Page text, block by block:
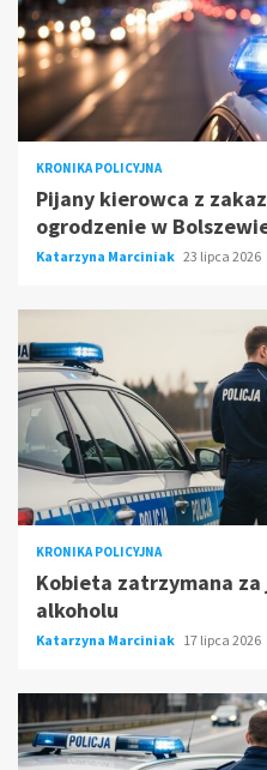
KRONIKA POLICYJNA
Pijany kierowca z
ogrodzenie w
Katarzyna Marciniak 23 lipca 2026
KRONIKA POLICYJNA
Kobieta zatrzymana
alkoholu
Katarzyna Marciniak 17 lipca 2026